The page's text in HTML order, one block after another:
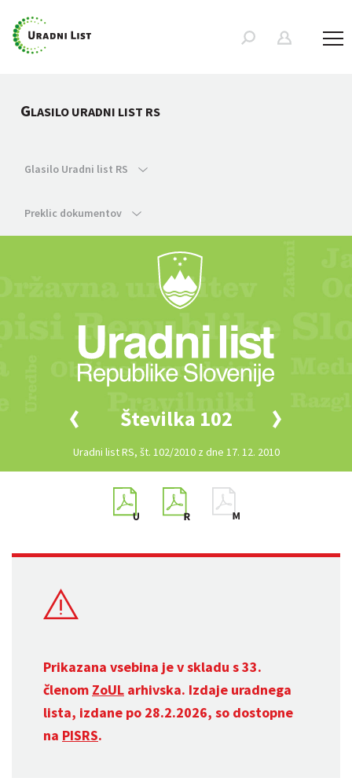
GLASILO URADNI LIST RS
Glasilo Uradni list RS
Preklic dokumentov
Številka 102
Uradni list RS, št. 102/2010 z dne 17. 12. 2010
Prikazana vsebina je v skladu s 33.
členom ZoUL arhivska. Izdaje uradnega
lista, izdane po 28.2.2026, so dostopne
na PISRS.